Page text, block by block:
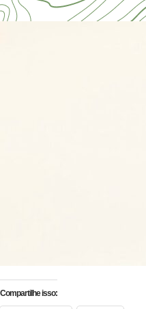
Compartilhe isso: